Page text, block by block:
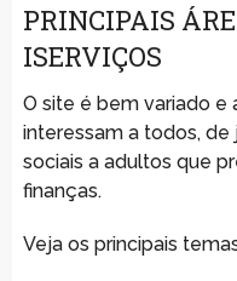
PRINCIPAIS
ISERVIÇOS
O site é bem variado e
interessam a todos,
sociais a adultos que
finanças.
Veja os principais